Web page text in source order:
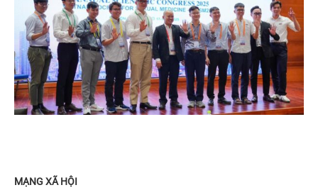
MẠNG XÃ HỘI